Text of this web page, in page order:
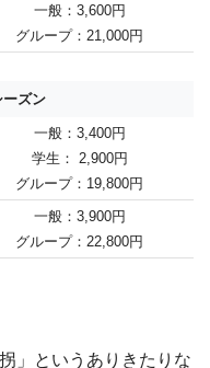
一般：3,600円
グループ：21,000円
ーズン
一般：3,400円
学生： 2,900円
グループ：19,800円
一般：3,900円
グループ：22,800円
」というありきたりな